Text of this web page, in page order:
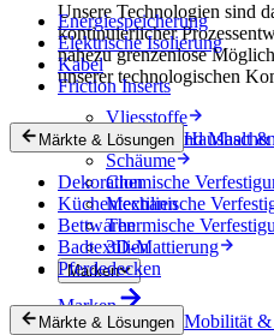
Unsere Technologien sind
kontinuierlicher
nahezu grenzenlose
unserer technologischen
Vliesstoffe
Gewebe und
Schäume
Chemische
Mechanische
Thermische
3D-Mattierung
Marken
Marken
Energiespeicherung
Elektrische Isolierung
Kabel
Friction Inserts
Märkte & Lösungen Haushalt
Dekoration
Küchentextilien
Bettwaren
Badtextilien
Pferdedecken
Märkte & Lösungen Mobilität &